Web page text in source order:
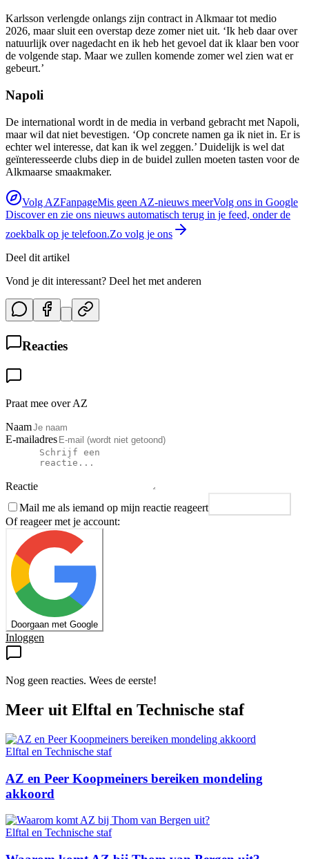
Karlsson verlengde onlangs zijn contract in Alkmaar tot medio
2026, maar sluit een overstap deze zomer niet uit. ‘Ik heb daar over
natuurlijk over nagedacht en ik heb het gevoel dat ik klaar ben voor
de volgende stap. Maar we zullen komende zomer wel zien wat er
gebeurt.’
Napoli
De international wordt in de media in verband gebracht met Napoli,
maar wil dat niet bevestigen. ‘Op concrete namen ga ik niet in. Er is
echter wel interesse, dat kan ik wel zeggen.’ Duidelijk is wel dat
geïnteresseerde clubs diep in de buidel zullen moeten tasten voor de
Alkmaarse smaakmaker.
Volg AZFanpageMis geen AZ-nieuws meerVolg ons in Google
Discover en zie ons nieuws automatisch terug in je feed, onder de
zoekbalk op je telefoon.Zo volg je ons
Deel dit artikel
Vond je dit interessant? Deel het met anderen
Reacties
Praat mee over AZ
Naam
E-mailadres
Reactie
Mail me als iemand op mijn reactie reageert
Of reageer met je account:
Doorgaan met Google
Inloggen
Nog geen reacties. Wees de eerste!
Meer uit Elftal en Technische staf
Elftal en Technische staf
AZ en Peer Koopmeiners bereiken mondeling
akkoord
Elftal en Technische staf